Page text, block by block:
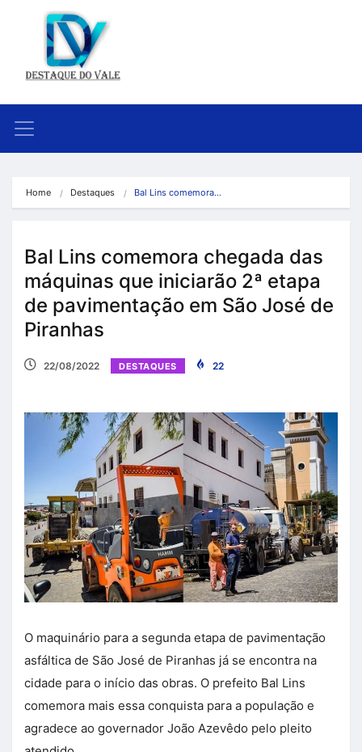
Home Destaques Bal Lins comemora…
Bal Lins comemora chegada das
máquinas que iniciarão 2ª etapa
de pavimentação em São José de
Piranhas
22/08/2022 DESTAQUES 22
O maquinário para a segunda etapa de pavimentação
asfáltica de São José de Piranhas já se encontra na
cidade para o início das obras. O prefeito Bal Lins
comemora mais essa conquista para a população e
agradece ao governador João Azevêdo pelo pleito